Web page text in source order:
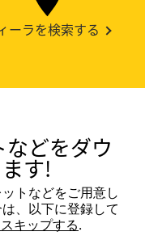
ーラを検索する
どをダウ
す!
トなどをご用意し
、以下に登録して
キップする.